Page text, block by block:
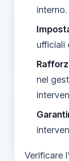
interno.
ufficiali
nel
Verificare